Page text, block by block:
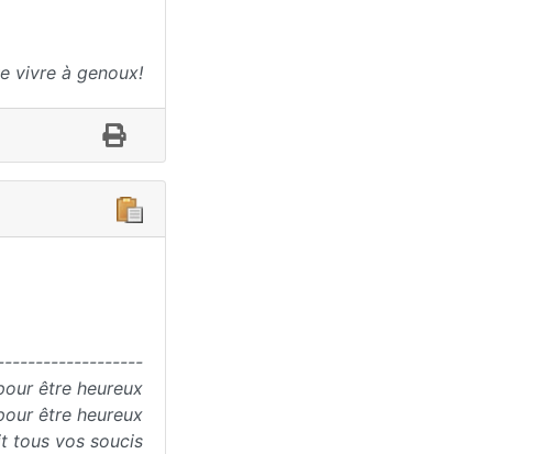
vivre à genoux!
être heureux
être heureux
tous vos soucis